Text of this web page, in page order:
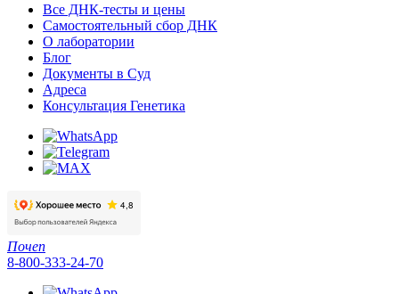
Все ДНК-тесты и цены
Самостоятельный сбор ДНК
О лаборатории
Блог
Документы в Суд
Адреса
Консультация Генетика
Почеп
8-800-333-24-70